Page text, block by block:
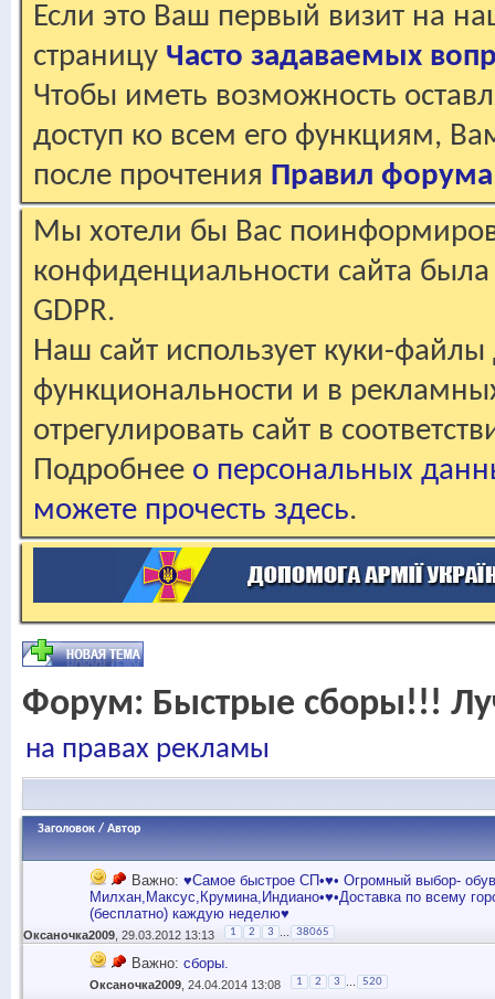
Если это Ваш первый визит на
страницу Часто задаваемых
Чтобы иметь возможность
доступ ко всем его функциям,
после прочтения Правил форума
Мы хотели бы Вас
конфиденциальности сайта
GDPR.
Наш сайт использует куки-файлы
функциональности и в
отрегулировать сайт в
Подробнее о персональных
можете прочесть здесь.
Форум: Быстрые сборы!!!
на правах рекламы
Заголовок / Автор
Важно: ♥Самое быстрое СП•♥• Огромный выбор-
Милхан,Максус,Крумина,Индиано•♥•Доставка по всему
(бесплатно) каждую неделю♥
Оксаночка2009 , 29.03.2012 13:13 1 2 3 38065
Важно: сборы.
Оксаночка2009 , 24.04.2014 13:08 1 2 3 520